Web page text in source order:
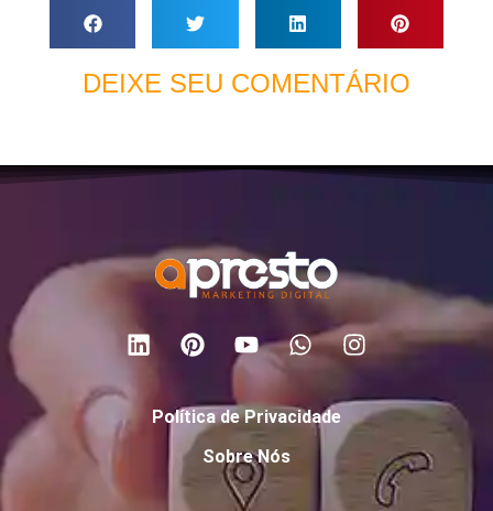
DEIXE SEU COMENTÁRIO
Política de Privacidade
Sobre Nós